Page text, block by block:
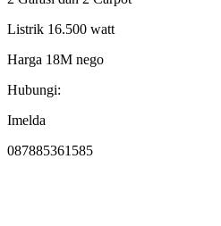
Listrik 16.500 watt
Harga 18M nego
Hubungi:
Imelda
087885361585